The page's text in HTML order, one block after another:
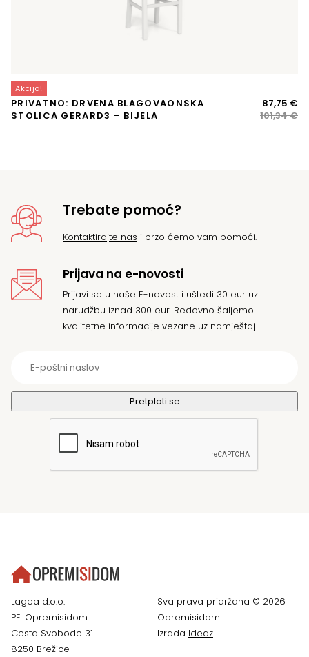
Akcija!
PRIVATNO: DRVENA BLAGOVAONSKA
STOLICA GERARD3 – BIJELA
101,34€
87,75 €
Trebate pomoć?
Kontaktirajte nas i brzo ćemo vam pomoći.
Prijava na e-novosti
Prijavi se u naše E-novost i uštedi 30 eur uz
narudžbu iznad 300 eur. Redovno šaljemo
kvalitetne informacije vezane uz namještaj.
Lagea d.o.o.
PE: Opremisidom
Cesta Svobode 31
8250 Brežice
Sva prava pridržana © 2026
Opremisidom
Izrada Ideaz